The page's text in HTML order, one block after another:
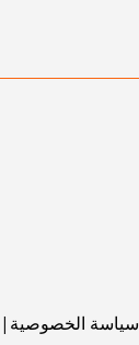
سياسة الخصوصية